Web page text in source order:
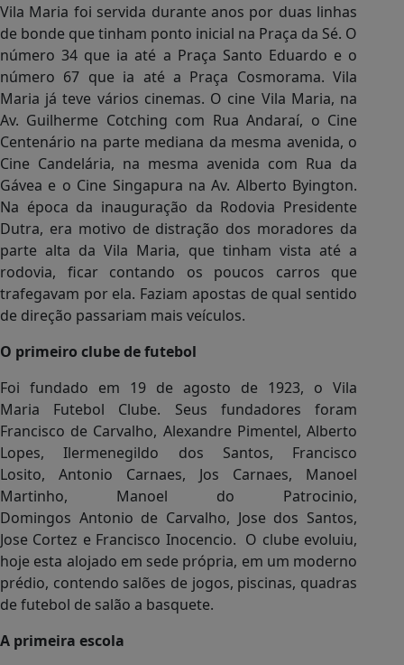
Vila Maria foi servida durante anos por duas linhas
de bonde que tinham ponto inicial na Praça da Sé. O
número 34 que ia até a Praça Santo Eduardo e o
número 67 que ia até a Praça Cosmorama. Vila
Maria já teve vários cinemas. O cine Vila Maria, na
Av. Guilherme Cotching com Rua Andaraí, o Cine
Centenário na parte mediana da mesma avenida, o
Cine Candelária, na mesma avenida com Rua da
Gávea e o Cine Singapura na Av. Alberto Byington.
Na época da inauguração da Rodovia Presidente
Dutra, era motivo de distração dos moradores da
parte alta da Vila Maria, que tinham vista até a
rodovia, ficar contando os poucos carros que
trafegavam por ela. Faziam apostas de qual sentido
de direção passariam mais veículos.
O primeiro clube de futebol
Foi fundado em 19 de agosto de 1923, o Vila
Maria Futebol Clube. Seus fundadores foram
Francisco de Carvalho, Alexandre Pimentel, Alberto
Lopes, Ilermenegildo dos Santos, Francisco
Losito, Antonio Carnaes, Jos Carnaes, Manoel
Martinho, Manoel do Patrocinio,
Domingos Antonio de Carvalho, Jose dos Santos,
Jose Cortez e Francisco Inocencio. O clube evoluiu,
hoje esta alojado em sede própria, em um moderno
prédio, contendo salões de jogos, piscinas, quadras
de futebol de salão a basquete.
A primeira escola